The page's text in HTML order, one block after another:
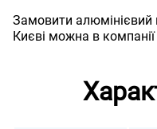
Замовити алюмінієвий
Києві можна в компанії